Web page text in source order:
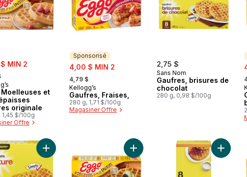
MIN 2
Moelleuses et
originale
$/100g
Offre
Sponsorisé
sale:
4,00 $ MIN 2
, formerly:
4,79 $
Sponsorisé
Kellogg’s
Gaufres, Fraises,
280 g, 1,71 $/100g
Magasiner Offre
2,75 $
Sans Nom
Gaufres, brisures de
chocolat
280 g, 0,98 $/100g
Ajouter Gaufres, nature au panierAjouter Eggo Moelleuses et plus
Ajouter